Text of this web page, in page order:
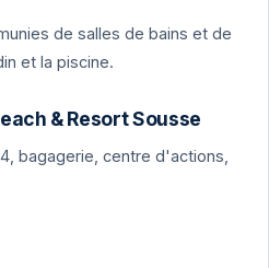
de salles de bains et de
et la piscine.
& Resort Sousse
bagagerie, centre d'actions,